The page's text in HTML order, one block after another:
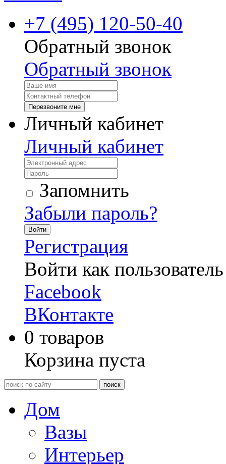
+7 (495) 120-50-40
Обратный звонок
Обратный звонок
Перезвоните мне
Личный кабинет
Личный кабинет
Запомнить
Забыли пароль?
Войти
Регистрация
Войти как пользователь
Facebook
ВКонтакте
0 товаров
Корзина пуста
Дом
Вазы
Интерьер